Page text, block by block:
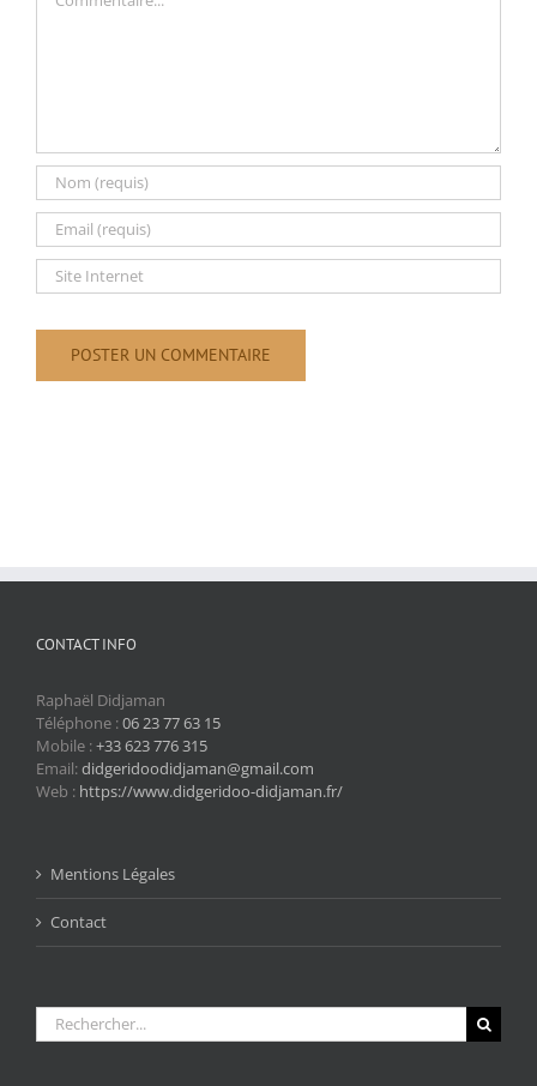
CONTACT INFO
Raphaël Didjaman
Téléphone :06 23 77 63 15
Mobile :+33 623 776 315
Email:didgeridoodidjaman@gmail.com
Web : https://www.didgeridoo-didjaman.fr/
Mentions Légales
Contact
Rechercher: